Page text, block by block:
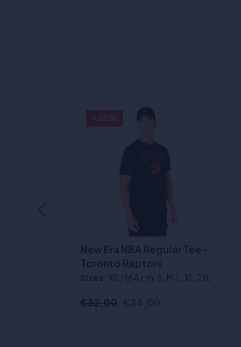
New Era NBA Regular Tee -
Toronto Raptors
Sizes :XS / 164 cm, S, M, L, XL, 2XL
€32,00 €24,00